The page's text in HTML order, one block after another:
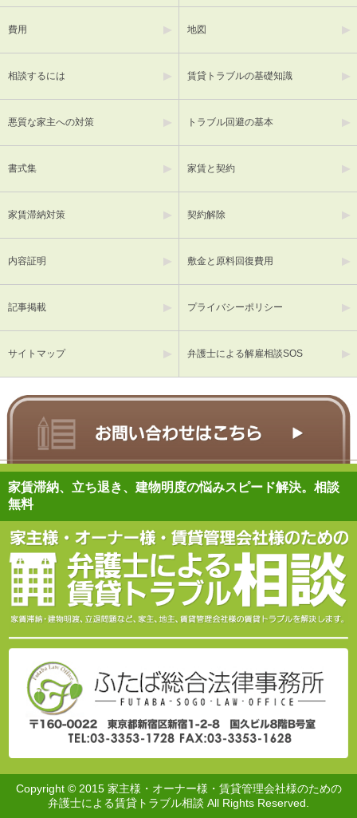
費用 地図
相談するには 賃貸トラブルの基礎知識
悪質な家主への対策 トラブル回避の基本
書式集 家賃と契約
家賃滞納対策 契約解除
内容証明 敷金と原料回復費用
記事掲載 プライバシーポリシー
サイトマップ 弁護士による解雇相談SOS
家賃滞納、立ち退き、建物明度の悩みスピード解決。相談
無料
Copyright © 2015 家主様・オーナー様・賃貸管理会社様のための
弁護士による賃貸トラブル相談 All Rights Reserved.